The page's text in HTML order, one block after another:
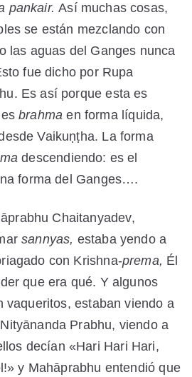
pankair.Así muchas cosas,
se están mezclando con
las aguas del Ganges nunca
fue dicho por Rupa
Es así porque esta es
esbrahmaen forma líquida,
Vaikuṇṭha. La forma
descendiendo: es el
forma del Ganges….
Chaitanyadev,
sannyas, estaba yendo a
con Krishna-prema, Él
que era qué. Y algunos
vaqueritos, estaban viendo a
Prabhu, viendo a
decían «Hari Hari Hari,
y Mahāprabhu entendió que